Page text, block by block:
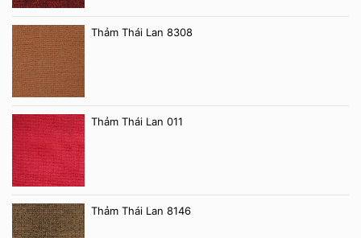
Thảm Thái Lan 8308
Thảm Thái Lan 011
Thảm Thái Lan 8146